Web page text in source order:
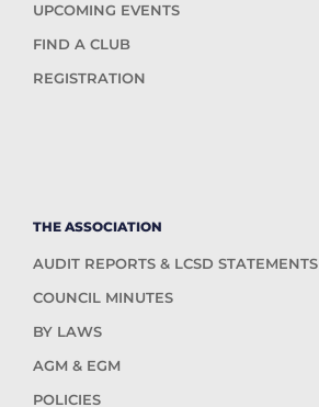
UPCOMING EVENTS
FIND A CLUB
REGISTRATION
THE ASSOCIATION
AUDIT REPORTS & LCSD STATEMENTS
COUNCIL MINUTES
BY LAWS
AGM & EGM
POLICIES